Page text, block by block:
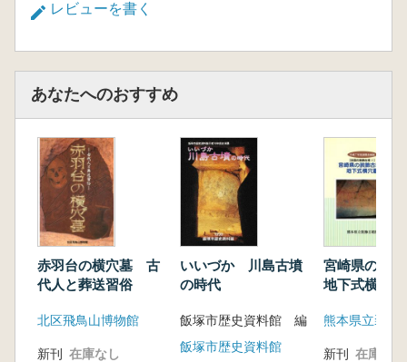
レビューを書く
あなたへのおすすめ
赤羽台の横穴墓 古
代人と葬送習俗
北区飛鳥山博物館
新刊 在庫なし
いいづか 川島古墳
の時代
飯塚市歴史資料館 編
飯塚市歴史資料館
宮崎県の装
地下式横穴墓
熊本県立装飾
新刊 在庫なし